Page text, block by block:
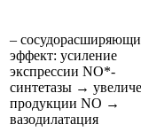
–
эффект: усиление
экспрессии NO*-
синтетазы →
продукции NO →
вазодилатация